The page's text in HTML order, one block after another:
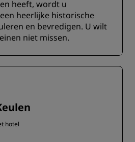
heeft, wordt u
heerlijke historische
en bevredigen. U wilt
niet missen.
hotel